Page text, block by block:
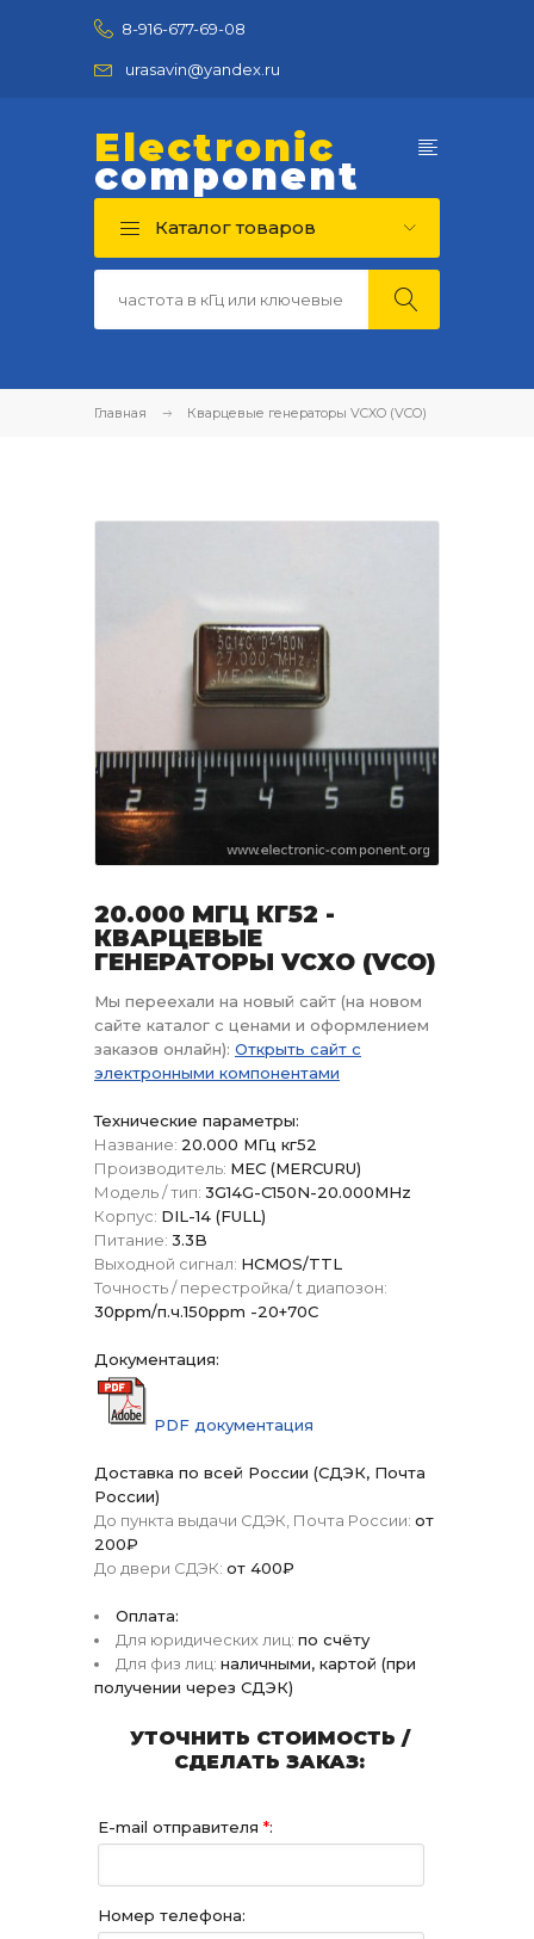
8-916-677-69-08
urasavin@yandex.ru
Electronic
component
Каталог товаров
Главная Кварцевые генераторы VCXO (VCO)
20.000 МГЦ КГ52 -
КВАРЦЕВЫЕ
ГЕНЕРАТОРЫ VCXO (VCO)
Мы переехали на новый сайт (на новом
сайте каталог с ценами и оформлением
заказов онлайн): Открыть сайт с
электронными компонентами
Технические параметры:
Название: 20.000 МГц кг52
Производитель: МЕС (MERCURU)
Модель / тип: 3G14G-C150N-20.000MHz
Корпус: DIL-14 (FULL)
Питание: 3.3B
Выходной сигнал: HCMOS/TTL
Точность / перестройка/ t диапозон:
30ppm/п.ч.150ppm -20+70C
Документация:
PDF документация
Доставка по всей России (СДЭК, Почта
России)
До пункта выдачи СДЭК, Почта России: от
200₽
До двери СДЭК: от 400₽
Оплата:
Для юридических лиц: по счёту
Для физ лиц: наличными, картой (при
получении через СДЭК)
УТОЧНИТЬ СТОИМОСТЬ /
СДЕЛАТЬ ЗАКАЗ:
E-mail отправителя *:
Номер телефона: